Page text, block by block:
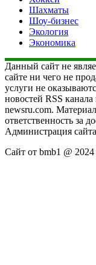
Шахматы
Шоу-бизнес
Экология
Экономика
Данный сайт не
сайте ни чего не
услуги не
новостей RSS
newsru.com.
ответственность за
Администрация
Сайт от bmb1 @ 2024